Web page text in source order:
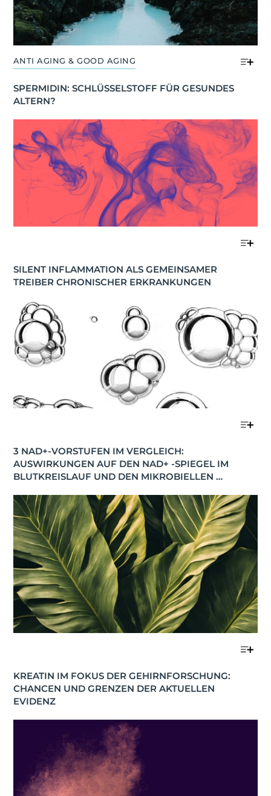
ANTI AGING & GOOD AGING
SPERMIDIN: SCHLÜSSELSTOFF FÜR GESUNDES
ALTERN?
SILENT INFLAMMATION ALS GEMEINSAMER
TREIBER CHRONISCHER ERKRANKUNGEN
3 NAD+-VORSTUFEN IM VERGLEICH:
AUSWIRKUNGEN AUF DEN NAD+ -SPIEGEL IM
BLUTKREISLAUF UND DEN MIKROBIELLEN
KREATIN IM FOKUS DER GEHIRNFORSCHUNG:
CHANCEN UND GRENZEN DER AKTUELLEN
EVIDENZ